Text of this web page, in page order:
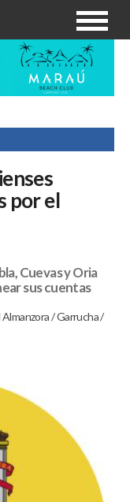
por el
Cuevas y Oria
sus cuentas
Almanzora/Garrucha/